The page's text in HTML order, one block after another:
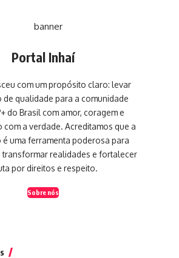
Portal Inhaí
com um propósito claro: levar
qualidade para a comunidade
do Brasil com amor, coragem e
com a verdade. Acreditamos que a
uma ferramenta poderosa para
transformar realidades e fortalecer
por direitos e respeito.
Sobre nós